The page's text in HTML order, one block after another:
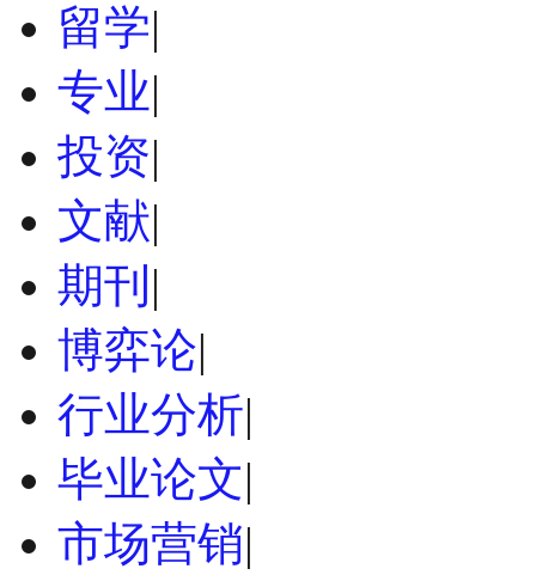
留学|
专业|
投资|
文献|
期刊 |
博弈论|
行业分析|
毕业论文|
市场营销|